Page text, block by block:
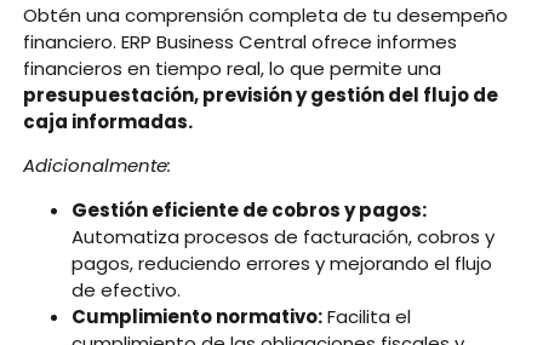
Obtén una comprensión completa de tu desempeño
financiero. ERP Business Central ofrece informes
financieros en tiempo real, lo que permite una
presupuestación, previsión y gestión del flujo de
caja informadas.
Adicionalmente:
Gestión eficiente de cobros y pagos:
Automatiza procesos de facturación, cobros y
pagos, reduciendo errores y mejorando el flujo
de efectivo.
Cumplimiento normativo:Facilita el